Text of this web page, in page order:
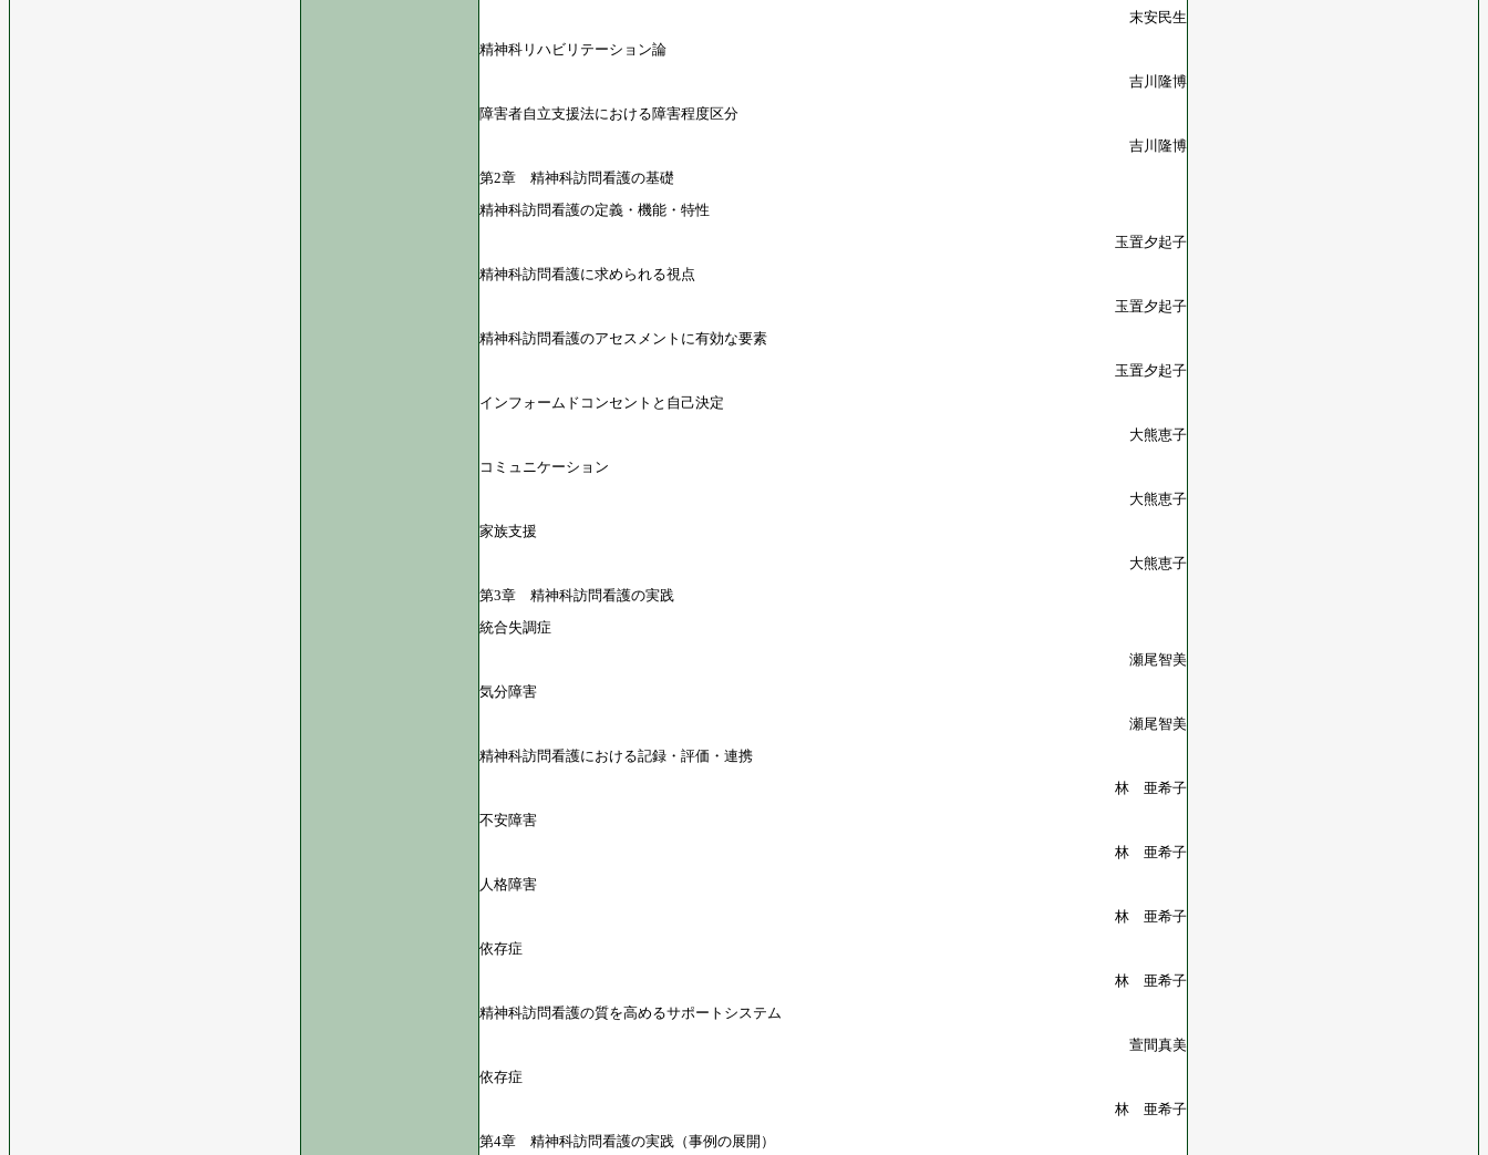
末安民生
精神科リハビリテーション論
吉川隆博
障害者自立支援法における障害程度区分
吉川隆博
第2章 精神科訪問看護の基礎
精神科訪問看護の定義・機能・特性
玉置夕起子
精神科訪問看護に求められる視点
玉置夕起子
精神科訪問看護のアセスメントに有効な要素
玉置夕起子
インフォームドコンセントと自己決定
大熊恵子
コミュニケーション
大熊恵子
家族支援
大熊恵子
第3章 精神科訪問看護の実践
統合失調症
瀬尾智美
気分障害
瀬尾智美
精神科訪問看護における記録・評価・連携
林 亜希子
不安障害
林 亜希子
人格障害
林 亜希子
依存症
林 亜希子
精神科訪問看護の質を高めるサポートシステム
萱間真美
依存症
林 亜希子
第4章 精神科訪問看護の実践（事例の展開）